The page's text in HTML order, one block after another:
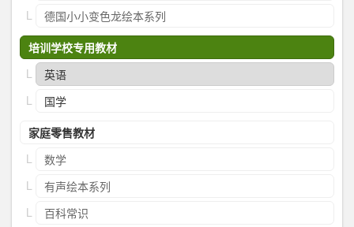
德国小小变色龙绘本系列
培训学校专用教材
英语
国学
家庭零售教材
数学
有声绘本系列
百科常识